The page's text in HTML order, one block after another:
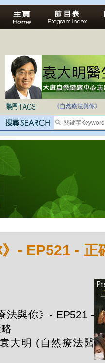
自家教育合法化-
《自然療法與你》
》- EP521 -
法與你》- EP521 -
大明 (自然療法醫